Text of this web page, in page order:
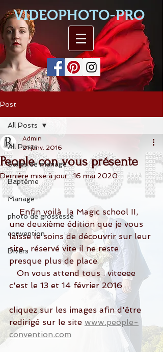
VIDEOPHOTO-PRO
Post
All Posts
Salles de mariage
Baptême
Mariage
photo de grossesse
convention
Divers
All Posts
People con vous présente
Admin
21 janv. 2016
Dernière mise à jour :16 mai 2020
    Enfin voilà  la Magic school II,
une deuxième édition que je vous
laisse le soins de découvrir sur leur
site , réservé vite il ne reste
presque plus de place .
c'est le 13 et 14 février 2016
cliquez sur les images afin d'être
redirigé sur le site www.people-
convention.com